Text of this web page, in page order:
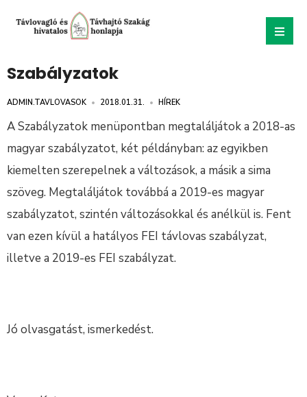
Szabályzatok
ADMIN.TAVLOVASOK • 2018.01.31. • HÍREK
A Szabályzatok menüpontban megtaláljátok a 2018-as
magyar szabályzatot, két példányban: az egyikben
kiemelten szerepelnek a változások, a másik a sima
szöveg. Megtaláljátok továbbá a 2019-es magyar
szabályzatot, szintén változásokkal és anélkül is. Fent
van ezen kívül a hatályos FEI távlovas szabályzat,
illetve a 2019-es FEI szabályzat.
Jó olvasgatást, ismerkedést.